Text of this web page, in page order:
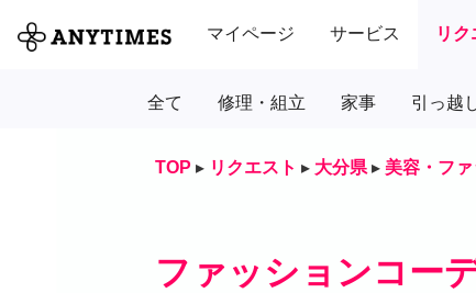
マイページ サービス リク
全て 修理・組立 家事 引っ越
TOP ▸ リクエスト ▸ 大分県 ▸ 美容・フ
ファッションコー